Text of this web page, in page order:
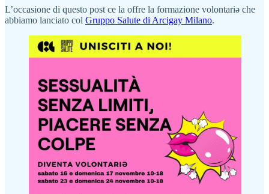
L’occasione di questo post ce la offre la formazione volontariə che
abbiamo lanciato col Gruppo Salute di Arcigay Milano.